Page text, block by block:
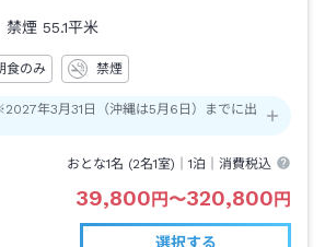
禁煙 55.1平米
食のみ 禁煙
年3月31日（沖縄は5月6日）までに出
おとな1名 (2名1室)｜1泊 ｜消費税込
39,800円〜320,800円
選択する